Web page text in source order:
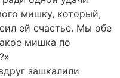
мишку, который,
ей счастье. Мы обе
мишка по
зашкалили